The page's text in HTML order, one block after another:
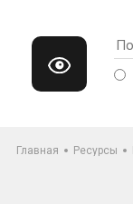
Главная Ресурсы